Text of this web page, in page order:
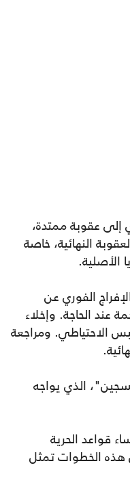
إلى عقوبة ممتدة،
النهائية، خاصة
الأصلية.
الفوري عن
عند الحاجة. وإخلاء
الاحتياطي. ومراجعة
الذي يواجه
قواعد الحرية
هذه الخطوات تمثل